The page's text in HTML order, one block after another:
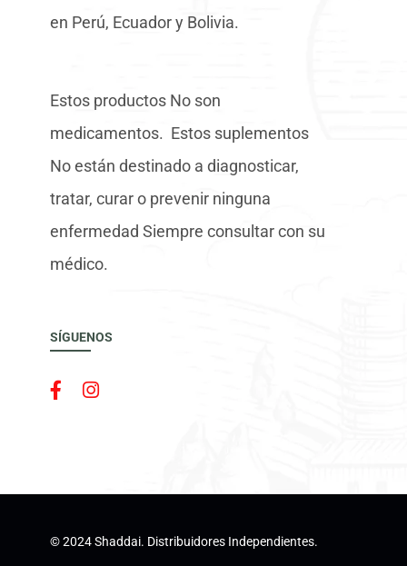
en Perú, Ecuador y Bolivia.
Estos productos No son
medicamentos. Estos suplementos
No están destinado a diagnosticar,
tratar, curar o prevenir ninguna
enfermedad Siempre consultar con su
médico.
SÍGUENOS
© 2024 Shaddai. Distribuidores Independientes.